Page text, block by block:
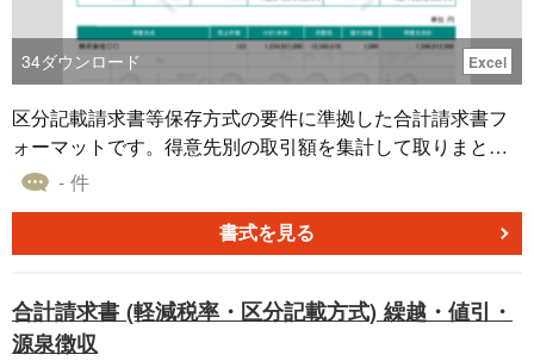
34ダウンロード Excel
区分記載請求書等保存方式の要件に準拠した合計請求書フ
ォーマットです。得意先別の取引額を集計して取りまとめ
て請求書発行する場合にご活用下さい。繰越金額・値引き
- 件
書式を見る
合計請求書 (軽減税率・区分記載方式) 繰越・値引・
源泉徴収